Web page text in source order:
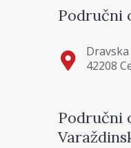
Područni
42208
Područni